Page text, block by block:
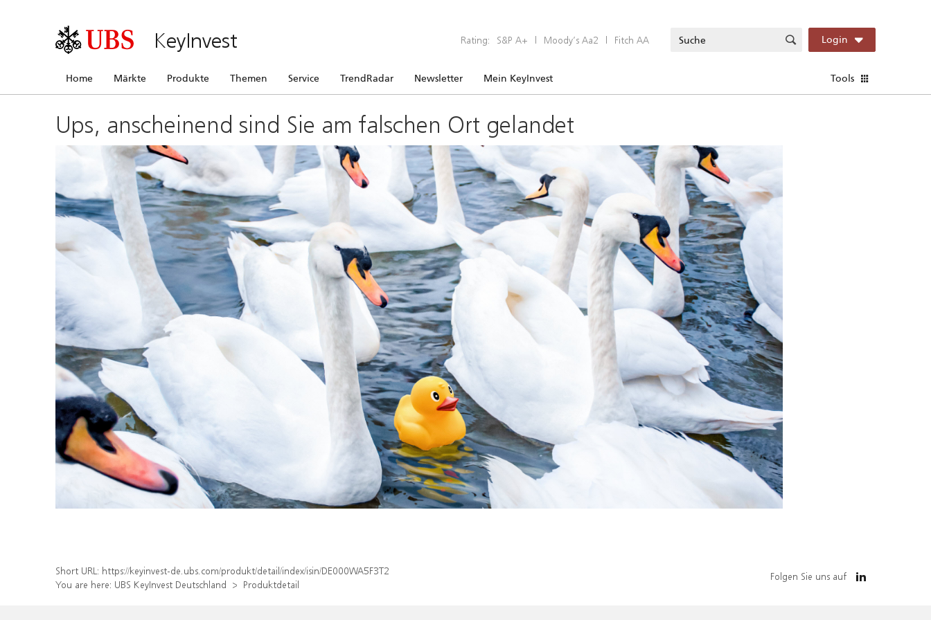
KeyInvest Rating: S&P A+ | Moody’s Aa2 | Fitch AA Login
Home Märkte Produkte Themen Service TrendRadar Newsletter Mein KeyInvest Tools
Ups, anscheinend sind Sie am falschen Ort gelandet
Short URL: https://keyinvest-de.ubs.com/produkt/detail/index/isin/DE000WA5F3T2
You are here: UBS KeyInvest Deutschland Produktdetail
Folgen Sie uns auf